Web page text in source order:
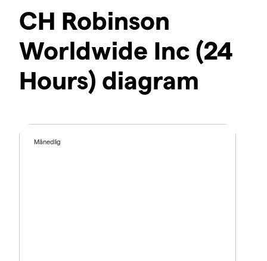
CH Robinson
Worldwide Inc (24
Hours) diagram
Månedlig